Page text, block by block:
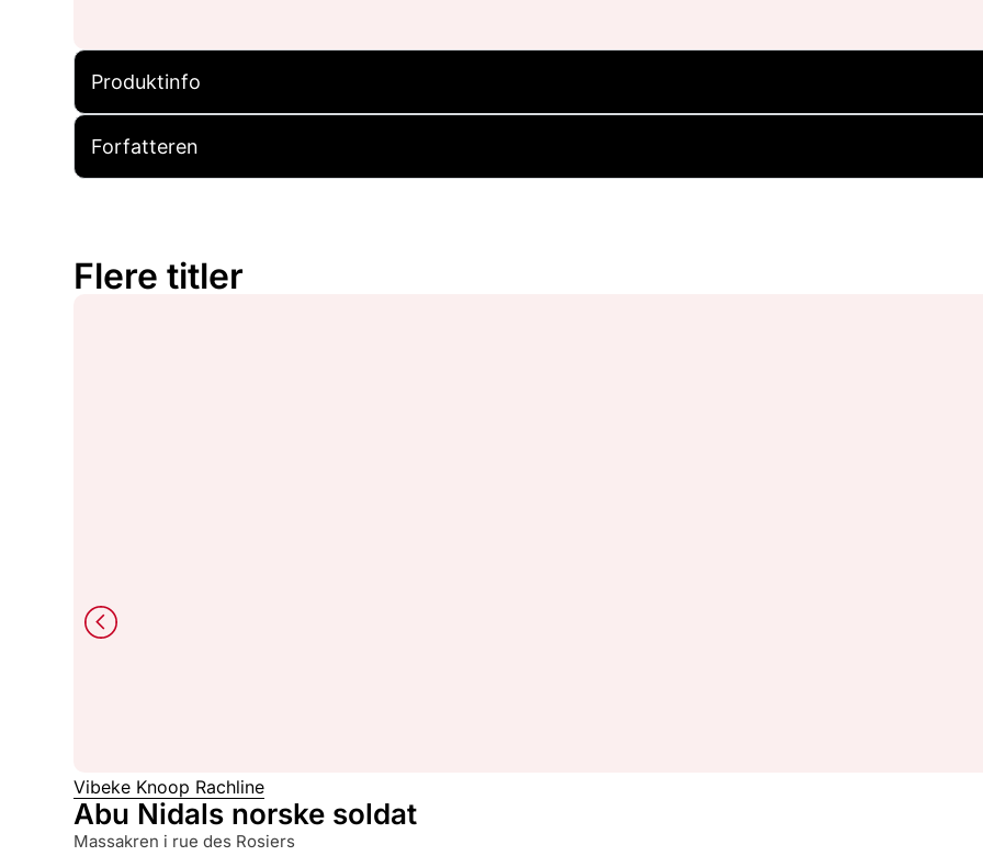
Produktinfo
Forfatteren
Flere titler
Vibeke Knoop Rachline
Abu Nidals norske soldat
massakren i rue des Rosiers